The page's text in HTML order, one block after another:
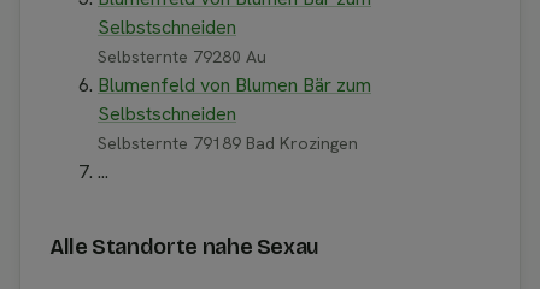
Selbstschneiden
Selbsternte 79280 Au
Blumenfeld von Blumen Bär zum
Selbstschneiden
Selbsternte 79189 Bad Krozingen
...
Alle Standorte nahe Sexau